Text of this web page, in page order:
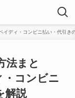
イディ・コンビニ払い・代引き
法まと
・コンビニ
解説